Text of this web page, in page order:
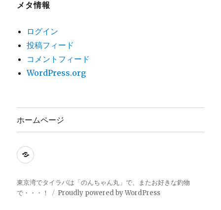
メタ情報
ログイン
投稿フィード
コメントフィード
WordPress.org
ホームページ
ホ
ム
ペ
東京湾でタイラバは「のんちゃん丸」で、またお好きな釣物
で・・・！
Proudly powered by WordPress